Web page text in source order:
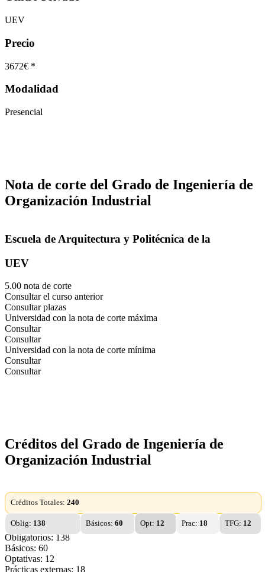
UEV
Precio
3672€ *
Modalidad
Presencial
Nota de corte del Grado de Ingeniería de
Organización Industrial
Escuela de Arquitectura y Politécnica de la
UEV
5.00 nota de corte
Consultar el curso anterior
Consultar plazas
Universidad con la nota de corte máxima
Consultar
Consultar
Universidad con la nota de corte mínima
Consultar
Consultar
Créditos del Grado de Ingeniería de
Organización Industrial
Créditos Totales: 240
Oblig: 138 Básicos: 60 Opt: 12 Prac: 18 TFG: 12
Obligatorios: 138
Básicos: 60
Optativas: 12
Prácticas externas: 18